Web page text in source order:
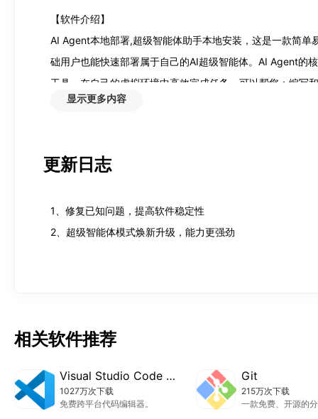
【软件介绍】
AI Agent本地部署,超级智能体助手本地安装，这是一款简
础用户也能快速部署属于自己的AI超级智能体。AI Agent的
工具，在自己的虚拟环境中高效完成任务。可以帮您：编写
保险条款比较、网页开发等方面的工作。
1、免配置，一键安装部署，点击即用
3、本地运行，数据就在您的电脑中，安全可靠
4、任务式执行，不仅能看到过程更能得到结果
显示更多内容
更新日志
1、修复已知问题，提高软件稳定性
2、超级智能体模式焕新升级，能力更强劲
相关软件推荐
Visual Studio Code User
1027万次下载
免费跨平台代码编辑器。
Git
215万次下载